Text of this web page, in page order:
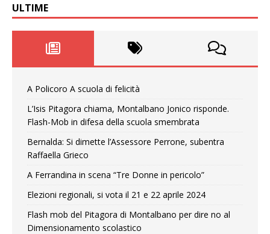
ULTIME
A Policoro A scuola di felicità
L’Isis Pitagora chiama, Montalbano Jonico risponde.
Flash-Mob in difesa della scuola smembrata
Bernalda: Si dimette l’Assessore Perrone, subentra
Raffaella Grieco
A Ferrandina in scena “Tre Donne in pericolo”
Elezioni regionali, si vota il 21 e 22 aprile 2024
Flash mob del Pitagora di Montalbano per dire no al
Dimensionamento scolastico